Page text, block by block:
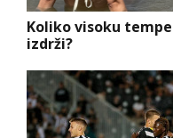
Koliko visoku
izdrži?